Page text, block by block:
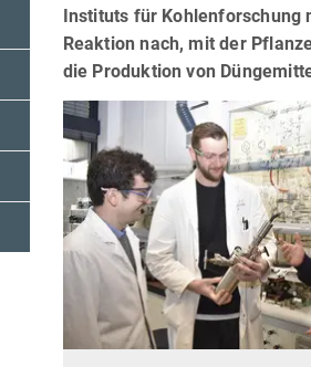
Instituts für Kohlenforschung
Reaktion nach, mit der
die Produktion von